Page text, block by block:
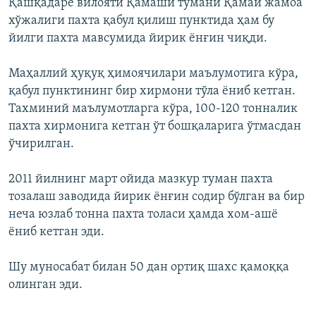
Қашқадарё вилояти Қамаши тумани Қамай жамоа
хўжалиги пахта қабул қилиш пунктида ҳам бу
йилги пахта мавсумида йирик ёнғин чиқди.
Маҳаллий ҳуқуқ ҳимоячилари маълумотига кўра,
қабул пунктининг бир хирмони тўла ёниб кетган.
Тахминий маълумотларга кўра, 100-120 тонналик
пахта хирмонига кетган ўт бошқаларига ўтмасдан
ўчирилган.
2011 йилнинг март ойида мазкур туман пахта
тозалаш заводида йирик ёнғин содир бўлган ва бир
неча юзлаб тонна пахта толаси ҳамда хом-ашё
ёниб кетган эди.
Шу муносабат билан 50 дан ортиқ шахс қамоққа
олинган эди.